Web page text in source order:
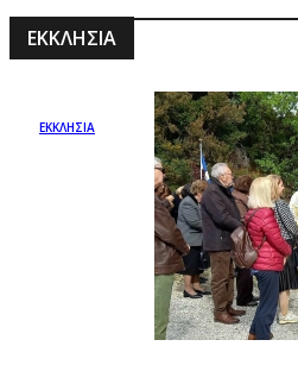
ΕΚΚΛΗΣΙΑ
ΕΚΚΛΗΣΙΑ